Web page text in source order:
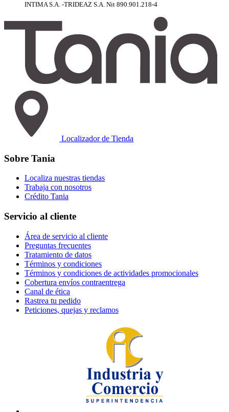
INTIMA S.A. -TRIDEAZ S.A. Nit 890.901.218-4
Localizador de Tienda
Sobre Tania
Localiza nuestras tiendas
Trabaja con nosotros
Crédito Tania
Servicio al cliente
Área de servicio al cliente
Preguntas frecuentes
Tratamiento de datos
Términos y condiciones
Términos y condiciones de actividades promocionales
Cobertura envíos contraentrega
Canal de ética
Rastrea tu pedido
Peticiones, quejas y reclamos